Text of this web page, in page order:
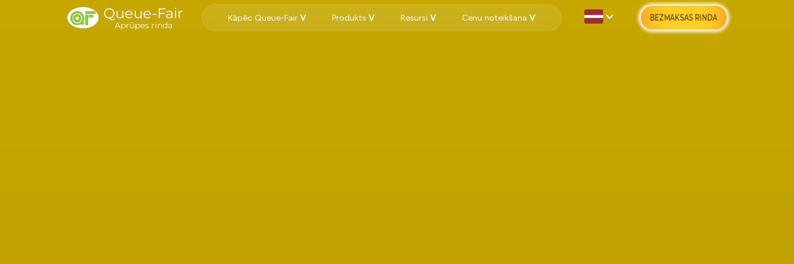
Queue-Fair
Aprūpes rinda
Kāpēc Queue-Fair Produkts Resursi Cenu noteikšana BEZMAKSAS RINDA